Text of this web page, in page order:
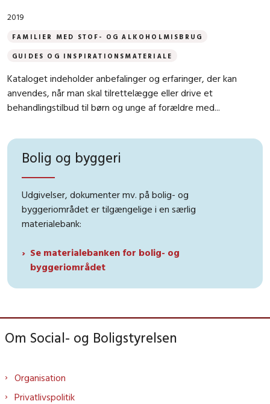
2019
FAMILIER MED STOF- OG ALKOHOLMISBRUG
GUIDES OG INSPIRATIONSMATERIALE
Kataloget indeholder anbefalinger og erfaringer, der kan
anvendes, når man skal tilrettelægge eller drive et
behandlingstilbud til børn og unge af forældre med...
Bolig og byggeri
Udgivelser, dokumenter mv. på bolig- og
byggeriområdet er tilgængelige i en særlig
materialebank:
Se materialebanken for bolig- og
byggeriområdet
Om Social- og Boligstyrelsen
Organisation
Privatlivspolitik